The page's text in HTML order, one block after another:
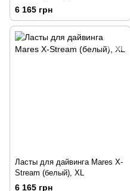
6 165 грн
Ласты для дайвинга Mares X-
Stream (белый), XL
6 165 грн